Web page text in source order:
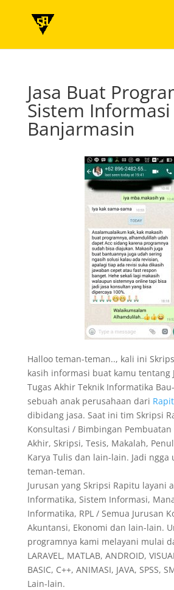
Jasa Buat
Sistem Informasi
Banjarmasin
Halloo teman-teman.., kali ini
kasih informasi buat kamu tentang
Tugas Akhir Teknik Informatika
sebuah anak perusahaan dari
dibidang jasa. Saat ini tim Skripsi
Konsultasi / Bimbingan Pembuatan
Akhir, Skripsi, Tesis, Makalah,
Karya Tulis dan lain-lain. Jadi ngga
teman-teman.
Jurusan yang Skripsi Rapitu layani
Informatika, Sistem Informasi,
Informatika, RPL / Semua Jurusan
Akuntansi, Ekonomi dan lain-lain.
programnya kami melayani mulai
LARAVEL, MATLAB, ANDROID,
BASIC, C++, ANIMASI, JAVA, SPSS,
Lain-lain.